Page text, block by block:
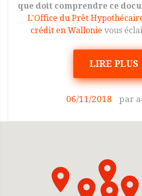
que doit comprendre ce
L'Office du Prêt
crédit en Wallonie vous
LIRE PLUS
06/11/2018 par